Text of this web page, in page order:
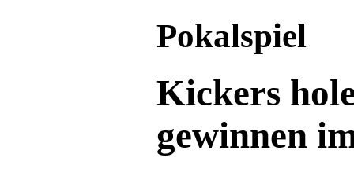
Pokalspiel
Kickers
gewinnen